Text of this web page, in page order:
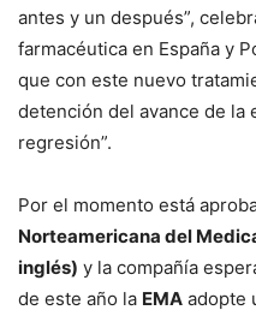
antes y un después”,
farmacéutica en España y
que con este nuevo
detención del avance de la
regresión”.
Por el momento está
Norteamericana del
inglés) y la compañía
de este año la EMA adopte